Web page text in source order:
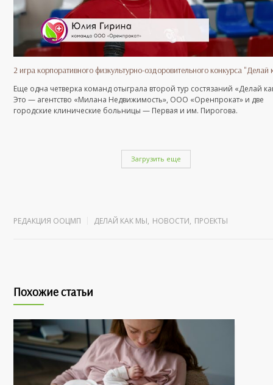
2 игра корпоративного физкультурно-оздоровительного конкурса
Еще одна четверка команд отыграла второй тур состязаний «Делай
Это — агентство «Милана Недвижимость», ООО «Оренпрокат» и две
городские клинические больницы — Первая и им. Пирогова.
Загрузить еще
РЕДАКЦИЯ ООЦМП ДЕЛАЙ КАК МЫ, НОВОСТИ, ПРОЕКТЫ
Похожие статьи